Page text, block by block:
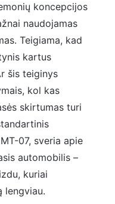
koncepcijos
naudojamas
Teigiama, kad
kartus
šis teiginys
kol kas
skirtumas turi
07, sveria apie
automobilis –
kuriai
lengviau.